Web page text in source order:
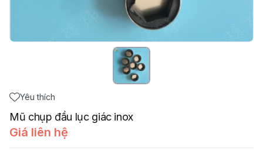
Yêu thích
Mũ chụp đầu lục giác inox
Giá liên hệ